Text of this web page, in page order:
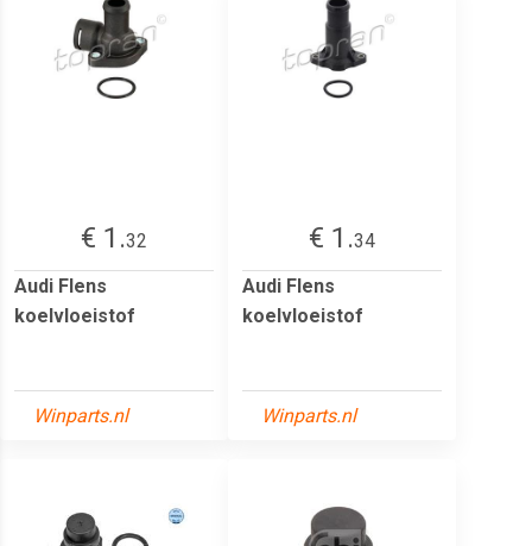
€ 1.32
Audi Flens
koelvloeistof
Winparts.nl
€ 1.34
Audi Flens
koelvloeistof
Winparts.nl